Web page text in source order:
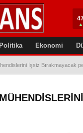
Politika Ekonomi
İşsiz Bırakmayacak